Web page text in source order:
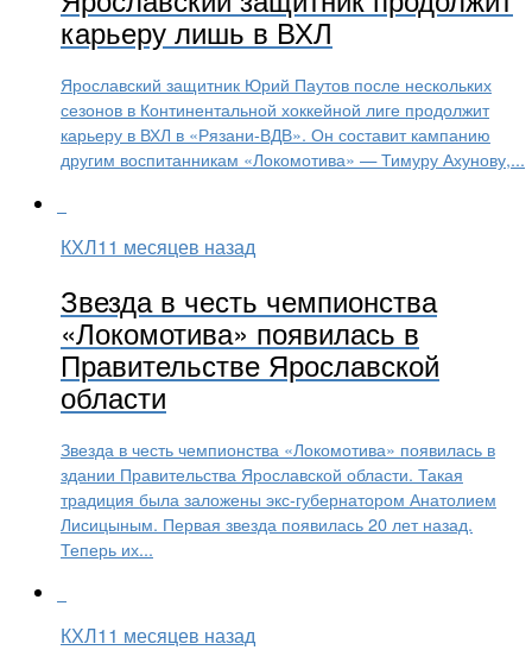
карьеру лишь в ВХЛ
Ярославский защитник Юрий Паутов после нескольких
сезонов в Континентальной хоккейной лиге продолжит
карьеру в ВХЛ в «Рязани-ВДВ». Он составит кампанию
другим воспитанникам «Локомотива» — Тимуру Ахунову,...
КХЛ11 месяцев назад
Звезда в честь чемпионства
«Локомотива» появилась в
Правительстве Ярославской
области
Звезда в честь чемпионства «Локомотива» появилась в
здании Правительства Ярославской области. Такая
традиция была заложены экс-губернатором Анатолием
Лисицыным. Первая звезда появилась 20 лет назад.
Теперь их...
КХЛ11 месяцев назад